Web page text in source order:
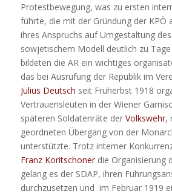
Protestbewegung, was zu ersten
führte, die mit der Gründung der KPÖ
ihres Anspruchs auf Umgestaltung
sowjetischem Modell deutlich zu
bildeten die AR ein wichtiges
das bei Ausrufung der Republik im
Julius Deutsch seit Früherbst 1918
Vertrauensleuten in der Wiener
späteren Soldatenräte der Volkswehr,
geordneten Übergang von der
unterstützte. Trotz interner
Franz Koritschonerdie Organisierung
gelang es der SDAP, ihren
durchzusetzen und im Februar 1919